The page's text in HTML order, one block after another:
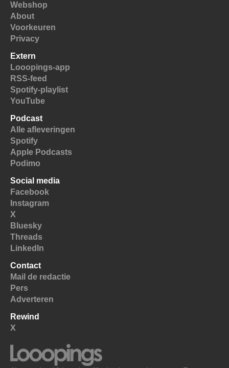
Webshop
About
Voorkeuren
Privacy
Extern
Looopings-app
RSS-feed
Spotify-playlist
YouTube
Podcast
Alle afleveringen
Spotify
Apple Podcasts
Podimo
Social media
Facebook
Instagram
X
Bluesky
Threads
LinkedIn
Contact
Mail de redactie
Pers
Adverteren
Rewind
X